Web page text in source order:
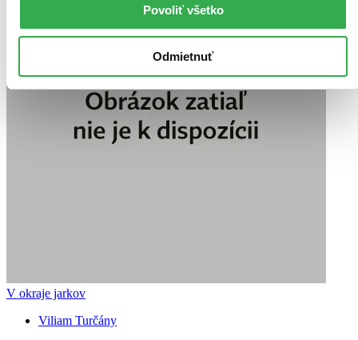
Povoliť všetko
Odmietnuť
V okraje jarkov
Viliam Turčány